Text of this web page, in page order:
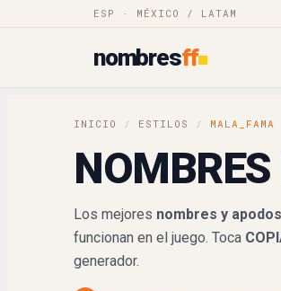
ESP · MÉXICO / LATAM
nombresff
INICIO / ESTILOS / MALA_FAMA
NOMBRES
Los mejores nombres y
funcionan en el juego. Toca
generador.
𝓜𝓪𝓵𝓪_𝓯𝓪𝓶𝓪
𝑀𝒶𝓁𝒶_𝒻𝒶𝓂𝒶
𝐌𝐚𝐥𝐚_𝐟𝐚𝐦𝐚
𝘔𝘢𝘭𝘢_𝘧𝘢𝘮𝘢